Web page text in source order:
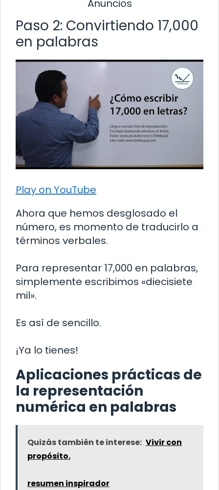
Anuncios
Paso 2: Convirtiendo 17,000
en palabras
Play on YouTube
Ahora que hemos desglosado el
número, es momento de traducirlo a
términos verbales.
Para representar 17,000 en palabras,
simplemente escribimos «diecisiete
mil».
Es así de sencillo.
¡Ya lo tienes!
Aplicaciones prácticas de
la representación
numérica en palabras
Quizás también te interese: Vivir con
propósito.
resumen inspirador